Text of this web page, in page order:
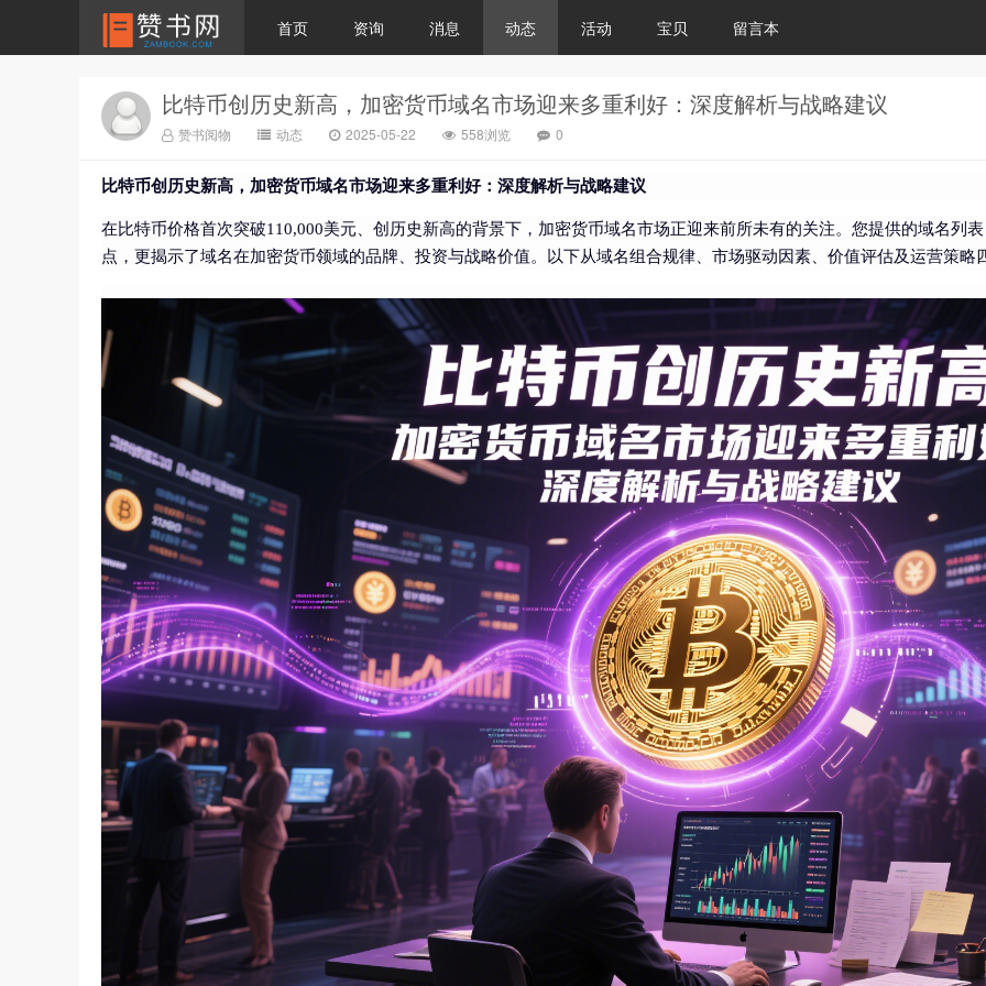
首页 资询 消息 动态 活动 宝贝 留言本
比特币创历史新高，加密货币域名市场迎来多重利好：深度解析与战略建议
赞书阅物 动态 2025-05-22 558浏览 0
比特币创历史新高，加密货币域名市场迎来多重利好：深度解析与战略建议
在比特币价格首次突破110,000美元、创历史新高的背景下，加密货币域名市场正迎来前所未有的关注。您提供的域名列
点，更揭示了域名在加密货币领域的品牌、投资与战略价值。以下从域名组合规律、市场驱动因素、价值评估及运营策略